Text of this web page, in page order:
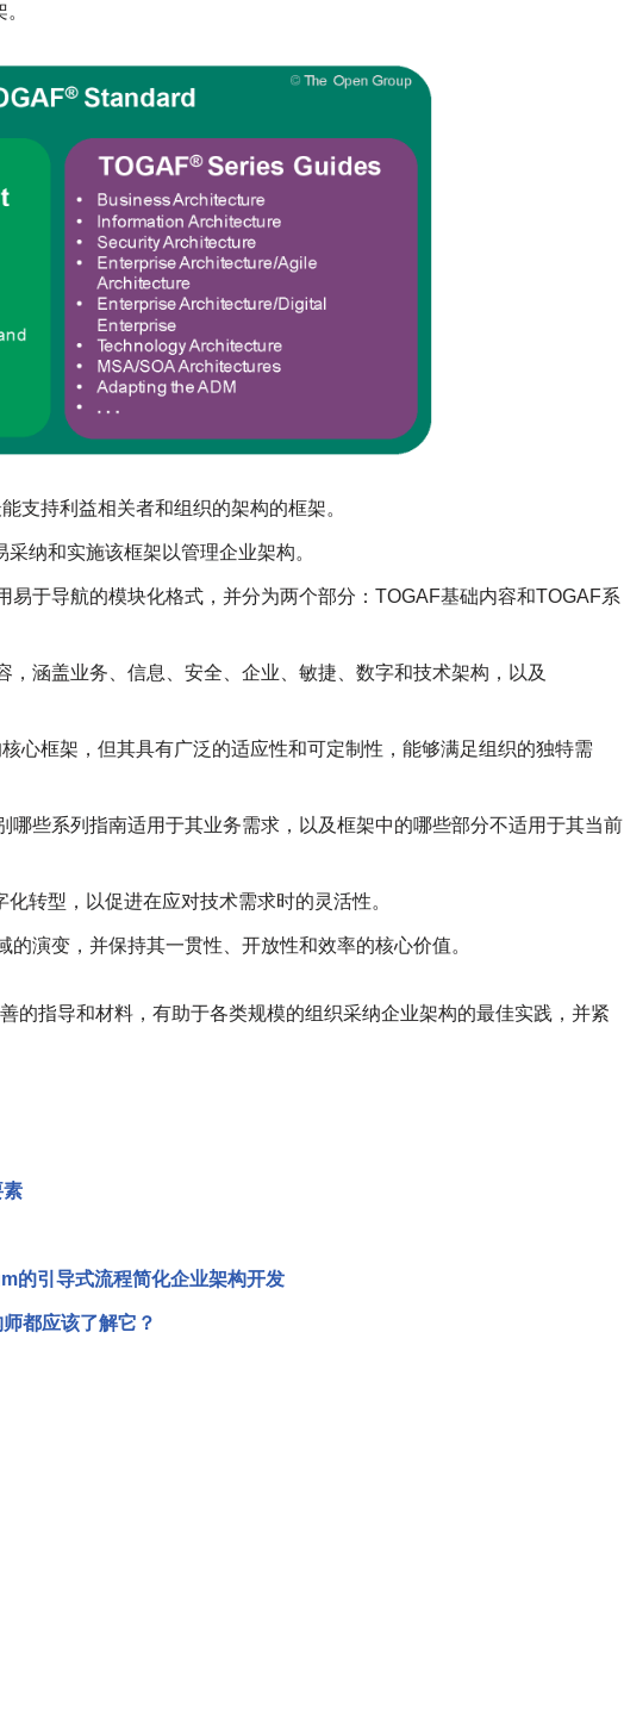
支持利益相关者和组织的架构的框架。
纳和实施该框架以管理企业架构。
易于导航的模块化格式，并分为两个部分：TOGAF基础内容和TOGAF系
，涵盖业务、信息、安全、企业、敏捷、数字和技术架构，以及
心框架，但其具有广泛的适应性和可定制性，能够满足组织的独特需
哪些系列指南适用于其业务需求，以及框架中的哪些部分不适用于其当前
转型，以促进在应对技术需求时的灵活性。
演变，并保持其一贯性、开放性和效率的核心价值。
的指导和材料，有助于各类规模的组织采纳企业架构的最佳实践，并紧
素
的引导式流程简化企业架构开发
都应该了解它？